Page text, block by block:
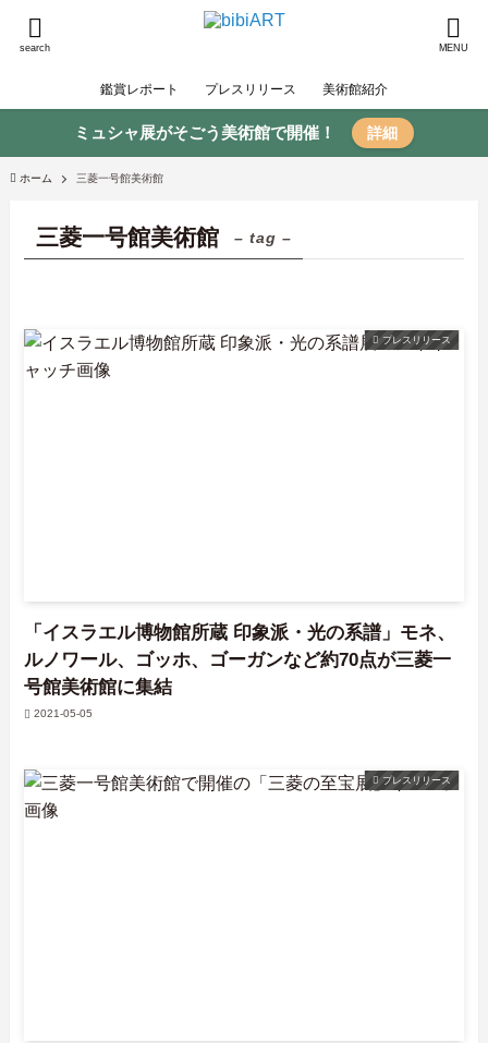
search MENU
鑑賞レポート プレスリリース 美術館紹介
ミュシャ展がそごう美術館で開催！ 詳細
ホーム 三菱一号館美術館
三菱一号館美術館 – tag –
プレスリリース
「イスラエル博物館所蔵 印象派・光の系譜」モネ、
ルノワール、ゴッホ、ゴーガンなど約70点が三菱一
号館美術館に集結
2021-05-05
プレスリリース